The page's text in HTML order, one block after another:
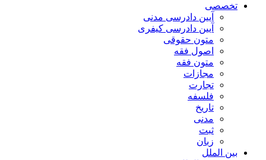
تخصصی
آیین دادرسی مدنی
آیین دادرسی کیفری
متون حقوقی
اصول فقه
متون فقه
مجازات
تجارت
فلسفه
تاریخ
مدنی
ثبت
زبان
بین الملل